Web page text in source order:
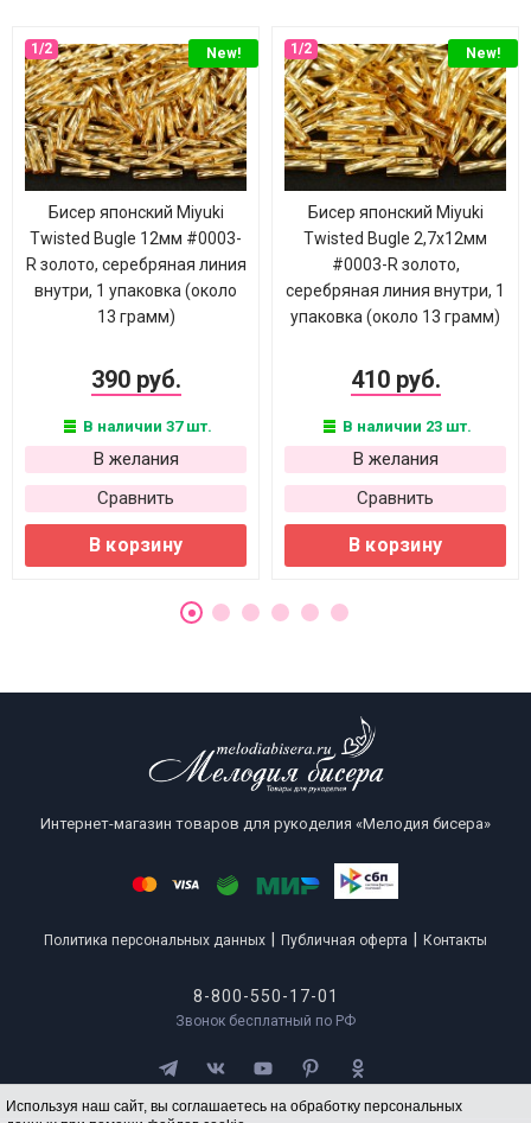
Используя наш сайт, вы соглашаетесь на обработку персональных
New!
Бисер японский Miyuki
Twisted Bugle 12мм #0003-
R золото, серебряная линия
внутри, 1 упаковка (около
13 грамм)
390 руб.
В наличии 37 шт.
В желания
Сравнить
В корзину
New!
Бисер японский Miyuki
Twisted Bugle 2,7х12мм
#0003-R золото,
серебряная линия внутри, 1
упаковка (около 13 грамм)
410 руб.
В наличии 23 шт.
В желания
Сравнить
В корзину
Интернет-магазин товаров для рукоделия «Мелодия бисера»
Политика персональных данных Публичная оферта Контакты
8-800-550-17-01
Звонок бесплатный по РФ